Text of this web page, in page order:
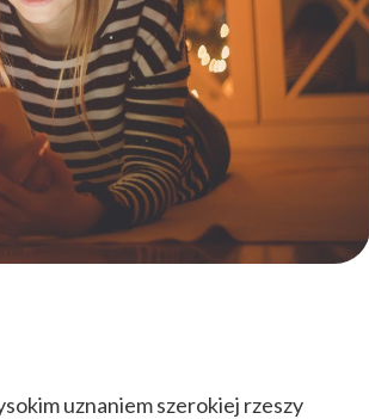
uznaniem szerokiej rzeszy